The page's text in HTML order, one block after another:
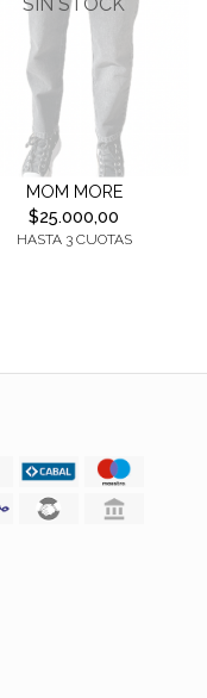
MOM MORE
$25.000,00
HASTA 3 CUOTAS